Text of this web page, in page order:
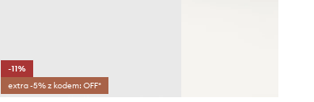
-11%
extra -5% z kodem: OFF*